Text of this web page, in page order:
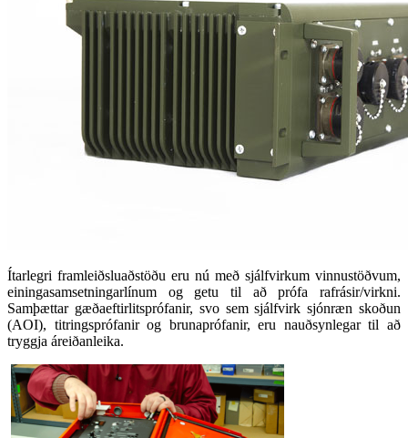
Ítarlegri framleiðsluaðstöðu eru nú með sjálfvirkum vinnustöðvum,
einingasamsetningarlínum og getu til að prófa rafrásir/virkni.
Samþættar gæðaeftirlitsprófanir, svo sem sjálfvirk sjónræn skoðun
(AOI), titringsprófanir og brunaprófanir, eru nauðsynlegar til að
tryggja áreiðanleika.